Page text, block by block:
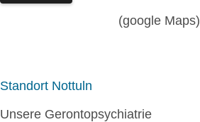
(google Maps)
Standort Nottuln
Unsere Gerontopsychiatrie